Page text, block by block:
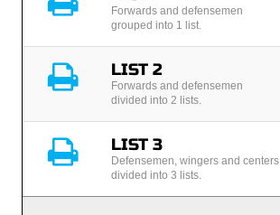
Forwards and defensemen
grouped into 1 list.
LIST 2
Forwards and defensemen
divided into 2 lists.
LIST 3
Defensemen, wingers and centers
divided into 3 lists.